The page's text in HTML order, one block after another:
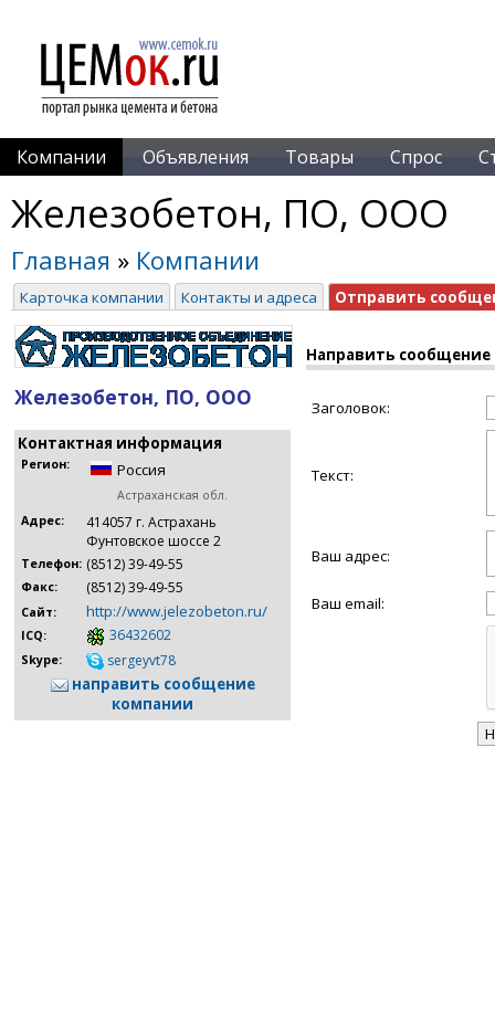
Компании Объявления Товары Спрос
Железобетон, ПО, ООО
Главная » Компании
Карточка компании Контакты и адреса Отправить
Железобетон, ПО, ООО
Контактная информация
Регион: Россия
Астраханская обл.
Адрес:
414057 г. Астрахань
Фунтовское шоссе 2
Телефон: (8512) 39-49-55
Факс: (8512) 39-49-55
Сайт: http://www.jelezobeton.ru/
ICQ: 36432602
Skype: sergeyvt78
направить сообщение
компании
Направить
Заголовок:
Текст:
Ваш адрес:
Ваш email: